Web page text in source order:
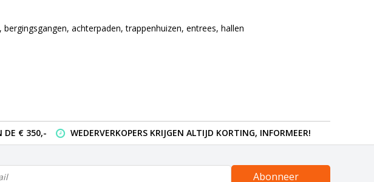
achterpaden, trappenhuizen, entrees, hallen
DE € 350,- WEDERVERKOPERS KRIJGEN ALTIJD KORTING, INFORMEER!
Abonneer